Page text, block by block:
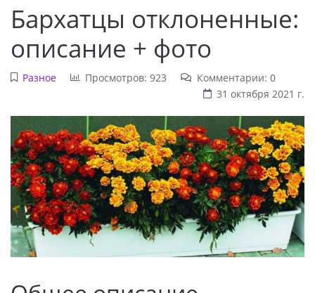
Бархатцы отклоненные:
описание + фото
Разное Просмотров: 923
Комментарии: 0
31 октября 2021 г.